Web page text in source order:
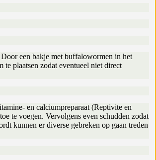
een bakje met buffalowormen in het
te plaatsen zodat eventueel niet direct
en calciumpreparaat (Reptivite en
te voegen. Vervolgens even schudden zodat
kunnen er diverse gebreken op gaan treden